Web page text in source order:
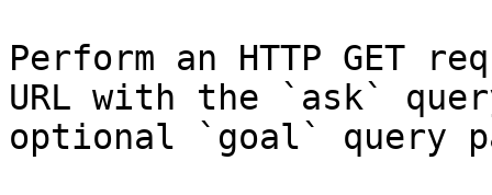
Perform an HTTP GET
URL with the `ask`
optional `goal` query